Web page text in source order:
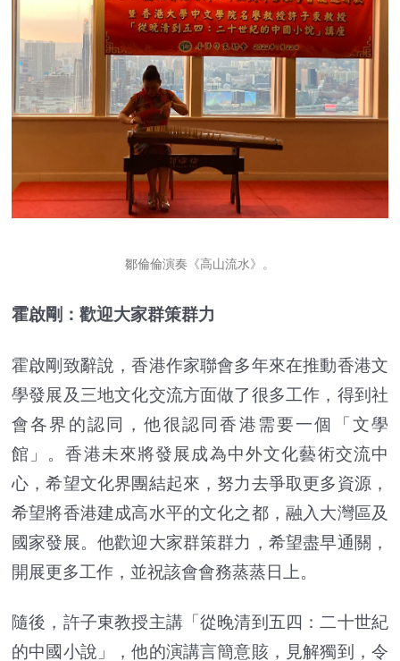
鄒倫倫演奏《高山流水》。
霍啟剛：歡迎大家群策群力
霍啟剛致辭說，香港作家聯會多年來在推動香港文
學發展及三地文化交流方面做了很多工作，得到社
會各界的認同，他很認同香港需要一個「文學
館」。香港未來將發展成為中外文化藝術交流中
心，希望文化界團結起來，努力去爭取更多資源，
希望將香港建成高水平的文化之都，融入大灣區及
國家發展。他歡迎大家群策群力，希望盡早通關，
開展更多工作，並祝該會會務蒸蒸日上。
隨後，許子東教授主講「從晚清到五四：二十世紀
的中國小說」，他的演講言簡意賅，見解獨到，令